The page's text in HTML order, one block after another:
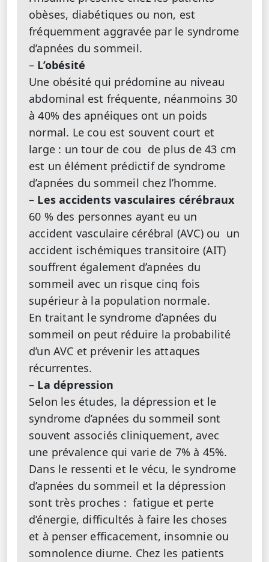
obèses, diabétiques ou non, est
fréquemment aggravée par le syndrome
d’apnées du sommeil.
– L’obésité
Une obésité qui prédomine au niveau
abdominal est fréquente, néanmoins 30
à 40% des apnéiques ont un poids
normal. Le cou est souvent court et
large : un tour de cou de plus de 43 cm
est un élément prédictif de syndrome
d’apnées du sommeil chez l’homme.
– Les accidents vasculaires cérébraux
60 % des personnes ayant eu un
accident vasculaire cérébral (AVC) ou un
accident ischémiques transitoire (AIT)
souffrent également d’apnées du
sommeil avec un risque cinq fois
supérieur à la population normale.
En traitant le syndrome d’apnées du
sommeil on peut réduire la probabilité
d’un AVC et prévenir les attaques
récurrentes.
– La dépression
Selon les études, la dépression et le
syndrome d’apnées du sommeil sont
souvent associés cliniquement, avec
une prévalence qui varie de 7% à 45%.
Dans le ressenti et le vécu, le syndrome
d’apnées du sommeil et la dépression
sont très proches : fatigue et perte
d’énergie, difficultés à faire les choses
et à penser efficacement, insomnie ou
somnolence diurne. Chez les patients